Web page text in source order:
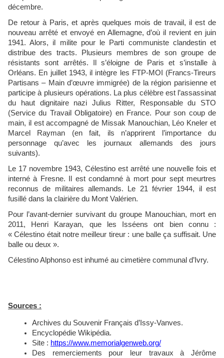
décembre.
De retour à Paris, et après quelques mois de travail, il est de
nouveau arrêté et envoyé en Allemagne, d’où il revient en juin
1941. Alors, il milite pour le Parti communiste clandestin et
distribue des tracts. Plusieurs membres de son groupe de
résistants sont arrêtés. Il s’éloigne de Paris et s’installe à
Orléans. En juillet 1943, il intègre les FTP-MOI (Francs-Tireurs
Partisans – Main d’œuvre immigrée) de la région parisienne et
participe à plusieurs opérations. La plus célèbre est l’assassinat
du haut dignitaire nazi Julius Ritter, Responsable du STO
(Service du Travail Obligatoire) en France. Pour son coup de
main, il est accompagné de Missak Manouchian, Léo Kneler et
Marcel Rayman (en fait, ils n’apprirent l’importance du
personnage qu’avec les journaux allemands des jours
suivants).
Le 17 novembre 1943, Célestino est arrêté une nouvelle fois et
interné à Fresne. Il est condamné à mort pour sept meurtres
reconnus de militaires allemands. Le 21 février 1944, il est
fusillé dans la clairière du Mont Valérien.
Pour l’avant-dernier survivant du groupe Manouchian, mort en
2011, Henri Karayan, que les Isséens ont bien connu :
« Célestino était notre meilleur tireur : une balle ça suffisait. Une
balle ou deux ».
Célestino Alphonso est inhumé au cimetière communal d’Ivry.
Sources :
Archives du Souvenir Français d’Issy-Vanves.
Encyclopédie Wikipédia.
Site : https://www.memorialgenweb.org/
Des remerciements pour leur travaux à Jérôme